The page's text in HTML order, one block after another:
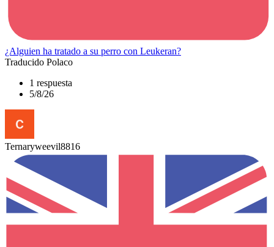
¿Alguien ha tratado a su perro con Leukeran?
Traducido Polaco
1 respuesta
5/8/26
Ternaryweevil8816